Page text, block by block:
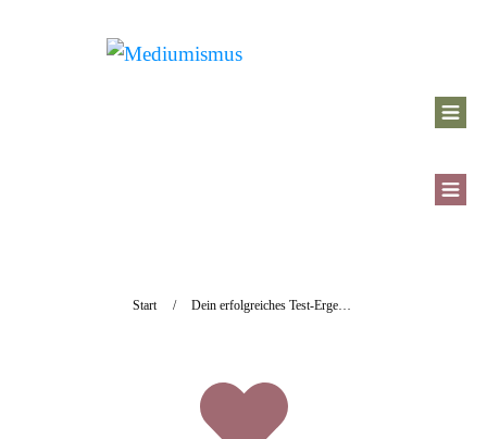
Start / Dein erfolgreiches Test-Ergebnis